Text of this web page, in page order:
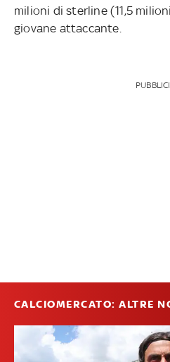
milioni di sterline (11,5
giovane attaccante.
CALCIOMERCATO: ALTRE